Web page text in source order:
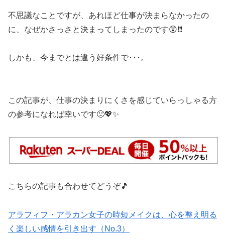
不思議なことですが、あれほど仕事が決まらなかったの
に、なぜかさっさと決まってしまったのです😲❗❗
しかも、今までとは違う好条件で･･･。
この記事が、仕事の決まりにくさを感じていらっしゃる方
の参考になれば幸いです🙂💖✨
こちらの記事も合わせてどうぞ🎵
アラフィフ・アラカン女子の時短メイクは、心を整え明る
く楽しい感情を引き出す（No.3）